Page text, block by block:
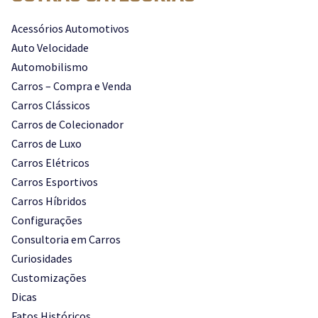
Acessórios Automotivos
Auto Velocidade
Automobilismo
Carros – Compra e Venda
Carros Clássicos
Carros de Colecionador
Carros de Luxo
Carros Elétricos
Carros Esportivos
Carros Híbridos
Configurações
Consultoria em Carros
Curiosidades
Customizações
Dicas